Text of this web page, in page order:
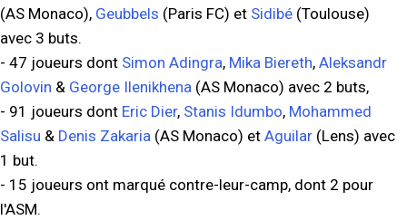
(AS Monaco), Geubbels (Paris FC) et Sidibé (Toulouse)
avec 3 buts.
- 47 joueurs dont Simon Adingra, Mika Biereth, Aleksandr
Golovin & George Ilenikhena (AS Monaco) avec 2 buts,
- 91 joueurs dont Eric Dier, Stanis Idumbo, Mohammed
Salisu & Denis Zakaria (AS Monaco) et Aguilar (Lens) avec
1 but.
- 15 joueurs ont marqué contre-leur-camp, dont 2 pour
l'ASM.